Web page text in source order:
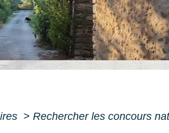
> Rechercher les concours